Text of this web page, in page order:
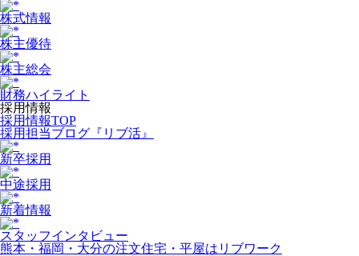
株式情報
株主優待
株主総会
財務ハイライト
採用情報
採用情報TOP
採用担当ブログ『リブ活』
新卒採用
中途採用
新着情報
スタッフインタビュー
熊本・福岡・大分の注文住宅・平屋はリブワーク